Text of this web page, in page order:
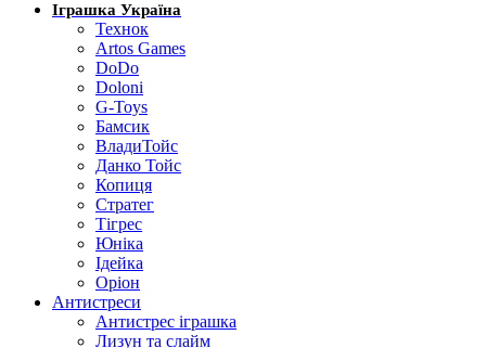
Іграшка Україна
Технок
Artos Games
DoDo
Doloni
G-Toys
Бамсик
ВладиТойс
Данко Тойс
Копиця
Стратег
Тігрес
Юніка
Ідейка
Оріон
Антистреси
Антистрес іграшка
Лизун та слайм